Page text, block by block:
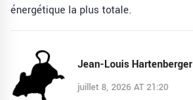
énergétique la plus totale.
Jean-Louis Hartenberger
juillet 8, 2026 AT 21:20